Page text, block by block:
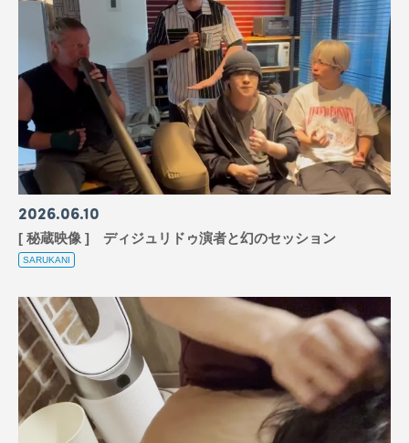
2026 0610
[ 秘蔵映像 ] ディジュリドゥ演者と幻のセッション
SARUKANI